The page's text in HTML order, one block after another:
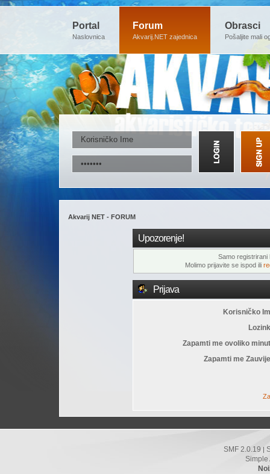
Portal
Naslovnica
Forum
Akvarij.NET zajednica
Obrasci
Pošaljite mali
Akvarij NET - FORUM
Upozorenje!
Samo registrirani
Molimo prijavite se ispod ili
Prijava
Korisničko
Zapamti me ovoliko
Zapamti me
SMF 2.0.19
Simple